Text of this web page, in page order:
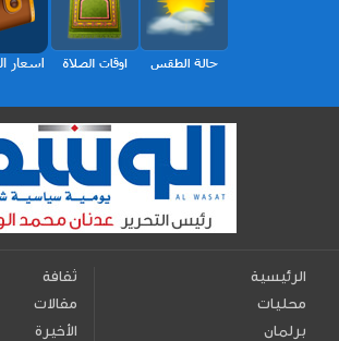
الرئيسية
محليات
برلمان
ثقافة
مقالات
الأخيرة